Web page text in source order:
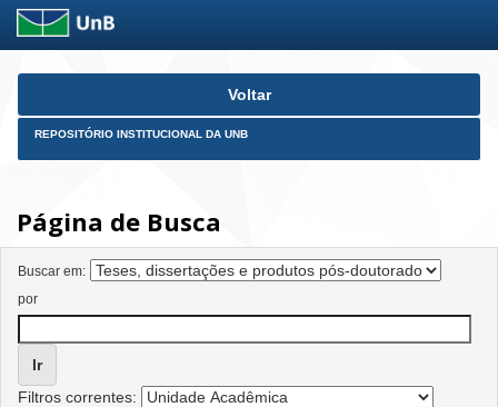
Skip
Voltar
REPOSITÓRIO INSTITUCIONAL DA UNB
Página de Busca
Buscar em:
por
Filtros correntes: